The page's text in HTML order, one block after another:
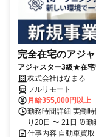
完全在宅のアジ
アジャスター3級★在
株式会社はなまる
フルリモート
月給355,000円以上
勤務時間詳細 実働
り20日 〜 21日 ⏰勤
仕事内容 自動車買